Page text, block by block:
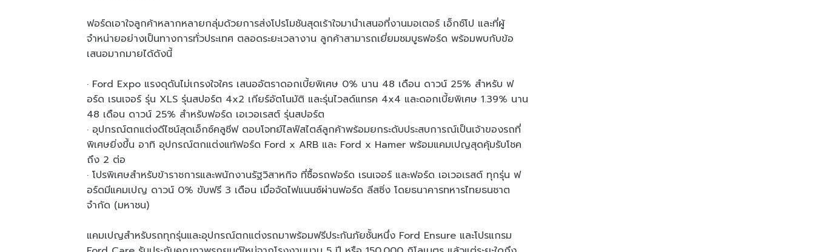
ฟอร์ดเอาใจลูกค้าหลากหลายกลุ่มด้วยการส่งโปรโมชันสุดเร้าใจมานำเสนอที่งานมอเตอร์ เอ็กซ์โป และที่ผู้
จำหน่ายอย่างเป็นทางการทั่วประเทศ ตลอดระยะเวลางาน ลูกค้าสามารถเยี่ยมชมบูธฟอร์ด พร้อมพบกับข้อ
เสนอมากมายได้ดังนี้
· Ford Expo แรงดุดันไม่เกรงใจใคร เสนออัตราดอกเบี้ยพิเศษ 0% นาน 48 เดือน ดาวน์ 25% สำหรับ ฟ
อร์ด เรนเจอร์ รุ่น XLS รุ่นสปอร์ต 4x2 เกียร์อัตโนมัติ และรุ่นไวลด์แทรค 4x4 และดอกเบี้ยพิเศษ 1.39% นาน
48 เดือน ดาวน์ 25% สำหรับฟอร์ด เอเวอเรสต์ รุ่นสปอร์ต
· อุปกรณ์ตกแต่งดีไซน์สุดเอ็กซ์คลูซีฟ ตอบโจทย์ไลฟ์สไตล์ลูกค้าพร้อมยกระดับประสบการณ์เป็นเจ้าของรถที่
พิเศษยิ่งขึ้น อาทิ อุปกรณ์ตกแต่งแท้ฟอร์ด Ford x ARB และ Ford x Hamer พร้อมแคมเปญสุดคุ้มรับโชค
ถึง 2 ต่อ
· โปรพิเศษสำหรับข้าราชการและพนักงานรัฐวิสาหกิจ ที่ซื้อรถฟอร์ด เรนเจอร์ และฟอร์ด เอเวอเรสต์ ทุกรุ่น ฟ
อร์ดมีแคมเปญ ดาวน์ 0% ขับฟรี 3 เดือน เมื่อจัดไฟแนนซ์ผ่านฟอร์ด ลีสซิ่ง โดยธนาคารทหารไทยธนชาต
จำกัด (มหาชน)
แคมเปญสำหรับรถทุกรุ่นและอุปกรณ์ตกแต่งรถมาพร้อมฟรีประกันภัยชั้นหนึ่ง Ford Ensure และโปรแกรม